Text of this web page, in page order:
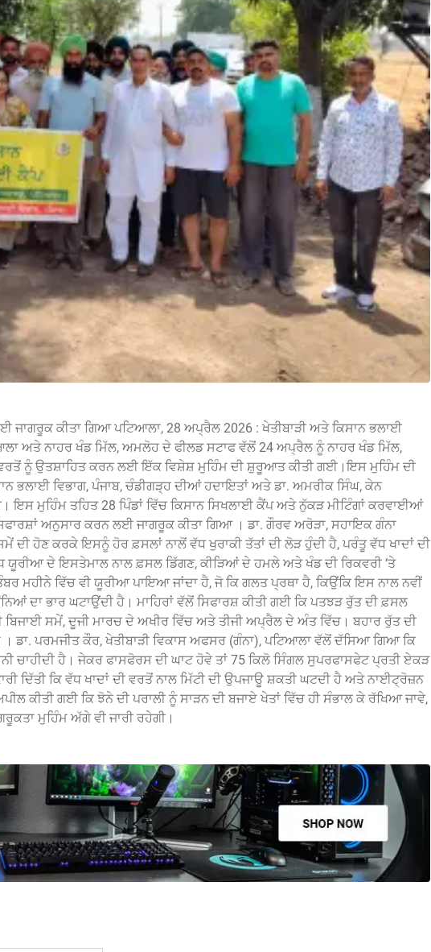
ਜਾਗਰੂਕ ਕੀਤਾ ਗਿਆ ਪਟਿਆਲਾ, 28 ਅਪ੍ਰੈਲ 2026 : ਖੇਤੀਬਾੜੀ ਅਤੇ ਕਿਸਾਨ ਭਲਾਈ
ਅਤੇ ਨਾਹਰ ਖੰਡ ਮਿੱਲ, ਅਮਲੋਹ ਦੇ ਫੀਲਡ ਸਟਾਫ ਵੱਲੋਂ 24 ਅਪ੍ਰੈਲ ਨੂੰ ਨਾਹਰ ਖੰਡ ਮਿੱਲ,
ਨੂੰ ਉਤਸ਼ਾਹਿਤ ਕਰਨ ਲਈ ਇੱਕ ਵਿਸ਼ੇਸ਼ ਮੁਹਿੰਮ ਦੀ ਸ਼ੁਰੂਆਤ ਕੀਤੀ ਗਈ।ਇਸ ਮੁਹਿੰਮ ਦੀ
ਭਲਾਈ ਵਿਭਾਗ, ਪੰਜਾਬ, ਚੰਡੀਗੜ੍ਹ ਦੀਆਂ ਹਦਾਇਤਾਂ ਅਤੇ ਡਾ. ਅਮਰੀਕ ਸਿੰਘ, ਕੇਨ
ਮੁਹਿੰਮ ਤਹਿਤ 28 ਪਿੰਡਾਂ ਵਿੱਚ ਕਿਸਾਨ ਸਿਖਲਾਈ ਕੈਂਪ ਅਤੇ ਨੁੱਕੜ ਮੀਟਿੰਗਾਂ ਕਰਵਾਈਆਂ
ਅਨੁਸਾਰ ਕਰਨ ਲਈ ਜਾਗਰੂਕ ਕੀਤਾ ਗਿਆ । ਡਾ. ਗੌਰਵ ਅਰੋੜਾ, ਸਹਾਇਕ ਗੰਨਾ
ਹੋਣ ਕਰਕੇ ਇਸਨੂੰ ਹੋਰ ਫ਼ਸਲਾਂ ਨਾਲੋਂ ਵੱਧ ਖੁਰਾਕੀ ਤੱਤਾਂ ਦੀ ਲੋੜ ਹੁੰਦੀ ਹੈ, ਪਰੰਤੂ ਵੱਧ ਖਾਦਾਂ ਦੀ
ਦੇ ਇਸਤੇਮਾਲ ਨਾਲ ਫ਼ਸਲ ਡਿੱਗਣ, ਕੀੜਿਆਂ ਦੇ ਹਮਲੇ ਅਤੇ ਖੰਡ ਦੀ ਰਿਕਵਰੀ ‘ਤੇ
ਮਹੀਨੇ ਵਿੱਚ ਵੀ ਯੂਰੀਆ ਪਾਇਆ ਜਾਂਦਾ ਹੈ, ਜੋ ਕਿ ਗਲਤ ਪ੍ਰਥਾ ਹੈ, ਕਿਉਂਕਿ ਇਸ ਨਾਲ ਨਵੀਂ
ਦਾ ਭਾਰ ਘਟਾਉਂਦੀ ਹੈ। ਮਾਹਿਰਾਂ ਵੱਲੋਂ ਸਿਫਾਰਸ਼ ਕੀਤੀ ਗਈ ਕਿ ਪਤਝੜ ਰੁੱਤ ਦੀ ਫ਼ਸਲ
ਸਮੇਂ, ਦੂਜੀ ਮਾਰਚ ਦੇ ਅਖੀਰ ਵਿੱਚ ਅਤੇ ਤੀਜੀ ਅਪ੍ਰੈਲ ਦੇ ਅੰਤ ਵਿੱਚ। ਬਹਾਰ ਰੁੱਤ ਦੀ
ਡਾ. ਪਰਮਜੀਤ ਕੌਰ, ਖੇਤੀਬਾੜੀ ਵਿਕਾਸ ਅਫਸਰ (ਗੰਨਾ), ਪਟਿਆਲਾ ਵੱਲੋਂ ਦੱਸਿਆ ਗਿਆ ਕਿ
ਚਾਹੀਦੀ ਹੈ। ਜੇਕਰ ਫਾਸਫੋਰਸ ਦੀ ਘਾਟ ਹੋਵੇ ਤਾਂ 75 ਕਿਲੋ ਸਿੰਗਲ ਸੁਪਰਫਾਸਫੇਟ ਪ੍ਰਤੀ ਏਕੜ
ਦਿੱਤੀ ਕਿ ਵੱਧ ਖਾਦਾਂ ਦੀ ਵਰਤੋਂ ਨਾਲ ਮਿੱਟੀ ਦੀ ਉਪਜਾਊ ਸ਼ਕਤੀ ਘਟਦੀ ਹੈ ਅਤੇ ਨਾਈਟ੍ਰੋਜ਼ਨ
ਕੀਤੀ ਗਈ ਕਿ ਝੋਨੇ ਦੀ ਪਰਾਲੀ ਨੂੰ ਸਾੜਨ ਦੀ ਬਜਾਏ ਖੇਤਾਂ ਵਿੱਚ ਹੀ ਸੰਭਾਲ ਕੇ ਰੱਖਿਆ ਜਾਵੇ,
ਮੁਹਿੰਮ ਅੱਗੇ ਵੀ ਜਾਰੀ ਰਹੇਗੀ।